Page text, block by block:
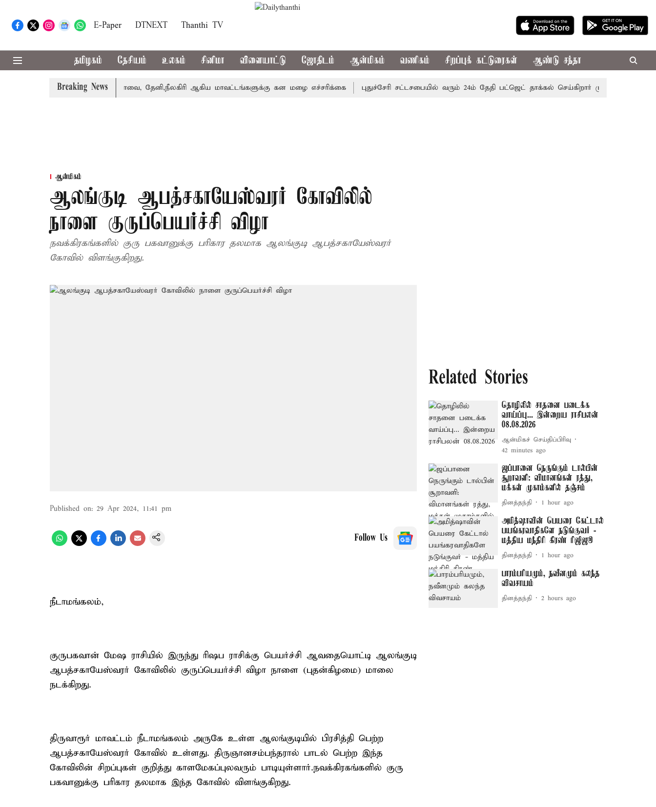
E-Paper DTNEXT Thanthi TV
தமிழகம் தேசியம் உலகம் சினிமா விளையாட்டு ஜோதிடம் ஆன்மிகம் வணிகம் சிறப்புக் கட்டுரைகள் ஆண்டு சந்தா
Breaking News
வாபஸ் பெற்றார் சங்கீதா கோவை, தேனி,நீலகிரி ஆகிய மாவட்டங்களுக்கு கன மழை எச்சரிக்கை புதுச்சேரி சட்டசபையில் வரும் 24ம் தேதி பட்ஜெட் தாக்கல் செய்கிறார் முதல்-அமைச்சர்
ஆன்மிகம்
ஆலங்குடி ஆபத்சகாயேஸ்வரர் கோவிலில்
நாளை குருப்பெயர்ச்சி விழா
நவக்கிரகங்களில் குரு பகவானுக்கு பரிகார தலமாக ஆலங்குடி ஆபத்சகாயேஸ்வரர்
கோவில் விளங்குகிறது.
Published on: 29 Apr 2024, 11:41 pm
Follow Us
நீடாமங்கலம்,
குருபகவான் மேஷ ராசியில் இருந்து ரிஷப ராசிக்கு பெயர்ச்சி ஆவதையொட்டி ஆலங்குடி
ஆபத்சகாயேஸ்வரர் கோவிலில் குருப்பெயர்ச்சி விழா நாளை (புதன்கிழமை) மாலை
நடக்கிறது.
திருவாரூர் மாவட்டம் நீடாமங்கலம் அருகே உள்ள ஆலங்குடியில் பிரசித்தி பெற்ற
ஆபத்சகாயேஸ்வரர் கோவில் உள்ளது. திருஞானசம்பந்தரால் பாடல் பெற்ற இந்த
கோவிலின் சிறப்புகள் குறித்து காளமேகப்புலவரும் பாடியுள்ளார்.நவக்கிரகங்களில் குரு
பகவானுக்கு பரிகார தலமாக இந்த கோவில் விளங்குகிறது.
Related Stories
தொழிலில் சாதனை படைக்க
வாய்ப்பு... இன்றைய ராசிபலன்
08.08.2026
ஆன்மிகச் செய்திப்பிரிவு
42 minutes ago
ஜப்பானை நெருங்கும் டால்பின்
சூறாவளி: விமானங்கள் ரத்து,
மக்கள் முகாம்களில் தஞ்சம்
தினத்தந்தி 1 hour ago
அமித்ஷாவின் பெயரை கேட்டால்
பயங்கரவாதிகளே நடுங்குவர் -
மத்திய மந்திரி கிரண் ரிஜிஜூ
தினத்தந்தி 1 hour ago
பாரம்பரியமும், நவீனமும் கலந்த
விவசாயம்
தினத்தந்தி 2 hours ago